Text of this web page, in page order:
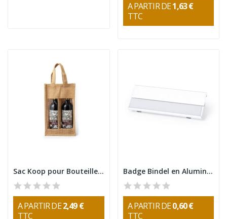
A PARTIR DE1,63 €
TTC
Sac Koop pour Bouteilles de Vin en Toile de Jute
A PARTIR DE2,49 €
TTC
Badge Bindel en Aluminium avec Clip
A PARTIR DE0,60 €
TTC